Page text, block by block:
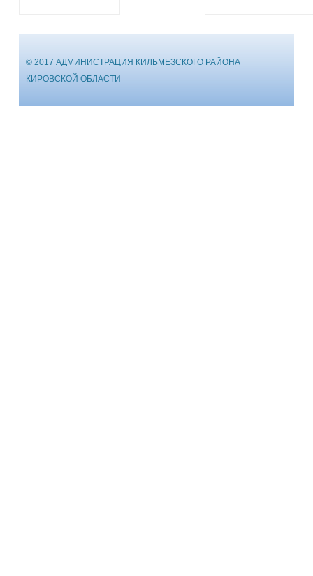
© 2017 АДМИНИСТРАЦИЯ КИЛЬМЕЗСКОГО РАЙОНА
КИРОВСКОЙ ОБЛАСТИ